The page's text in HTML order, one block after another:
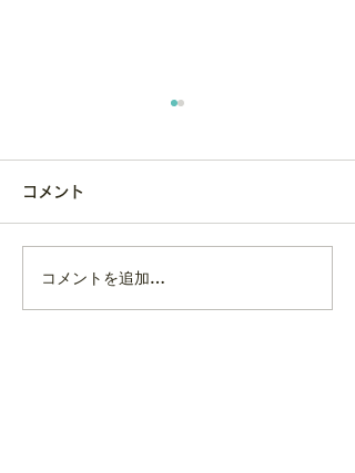
多摩イノベーションエコ
コメント
コメントを追加…